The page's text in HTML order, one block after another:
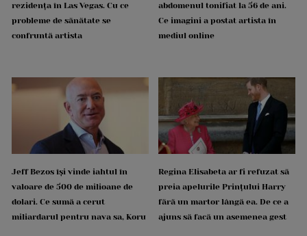
rezidența în Las Vegas. Cu ce
probleme de sănătate se
confruntă artista
abdomenul tonifiat la 56 de ani.
Ce imagini a postat artista în
mediul online
Jeff Bezos își vinde iahtul în
valoare de 500 de milioane de
dolari. Ce sumă a cerut
miliardarul pentru nava sa, Koru
Regina Elisabeta ar fi refuzat să
preia apelurile Prințului Harry
fără un martor lângă ea. De ce a
ajuns să facă un asemenea gest